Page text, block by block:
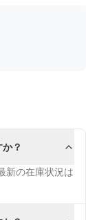
？
新の在庫状況は